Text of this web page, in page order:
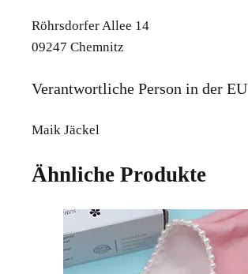
Röhrsdorfer Allee 14
09247 Chemnitz
Verantwortliche Person in der EU
Maik Jäckel
Ähnliche Produkte